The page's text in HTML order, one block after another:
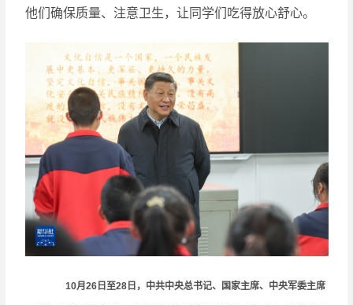
他们确保质量、注意卫生，让同学们吃得放心舒心。
10月26日至28日，中共中央总书记、国家主席、中央军委主席